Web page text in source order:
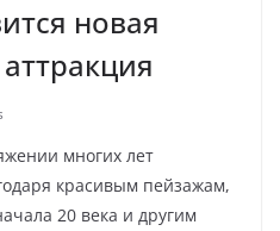
новая
многих лет
красивым пейзажам,
20 века и другим